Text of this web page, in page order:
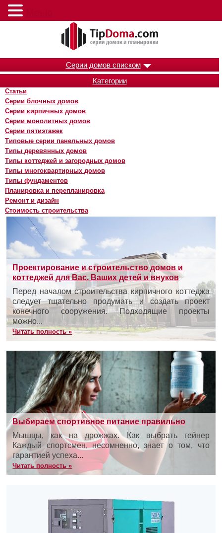
Серии домов списком
Категории
Статьи
Серии блочных домов
Серии кирпичных домов
Серии монолитных домов
Серии пятиэтажек
Типовые серии панельных домов
Типы деревянных домов
Типы коттеджей и загородных домов
Типы многоквартирных домов
Типы фундаментов
Планировка и перепланировка
Ремонт и дизайн
Стоимость строительства
Проектирование и строительство домов и
коттеджей для Вас, Ваших детей и внуков
Перед началом строительства кирпичного коттеджа
следует тщательно продумать и создать проект
конечного сооружения. Подходящие проекты
можно...
Читать полность »
Выбираем спортивное питание правильно
Мышцы, как на дрожжах. Как выбрать гейнер
Каждый спортсмен, несомненно, знает о том, что
гарантией успеха...
Читать полность »